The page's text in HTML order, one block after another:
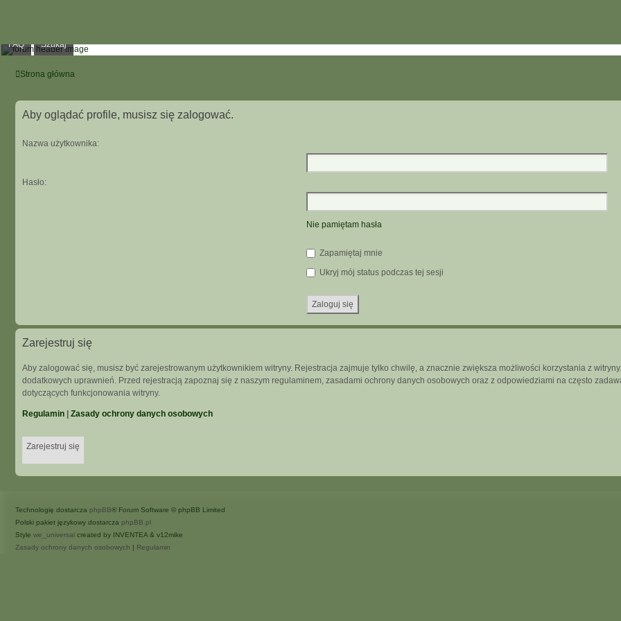
FAQ Szukaj
Strona główna
Aby oglądać profile, musisz się zalogować.
Nazwa użytkownika:
Hasło:
Nie pamiętam hasła
Zapamiętaj mnie
Ukryj mój status podczas tej sesji
Zarejestruj się
Aby zalogować się, musisz być zarejestrowanym użytkownikiem witryny. Rejestracja zajmuje tylko chwilę, a znacznie zwiększa możliwości korzystania z
dodatkowych uprawnień. Przed rejestracją zapoznaj się z naszym regulaminem, zasadami ochrony danych osobowych oraz z odpowiedziami na często
dotyczących funkcjonowania witryny.
Regulamin Zasady ochrony danych osobowych
Zarejestruj się
Technologię dostarcza phpBB® Forum Software © phpBB Limited
Polski pakiet językowy dostarcza phpBB.pl
Style we_universal created by INVENTEA & v12mike
Zasady ochrony danych osobowych | Regulamin